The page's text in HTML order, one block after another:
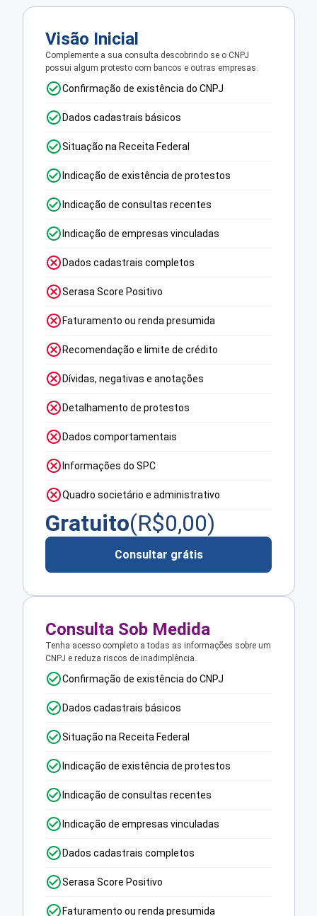
Visão Inicial
Complemente a sua consulta descobrindo se o CNPJ
possui algum protesto com bancos e outras empresas.
Confirmação de existência do CNPJ
Dados cadastrais básicos
Situação na Receita Federal
Indicação de existência de protestos
Indicação de consultas recentes
Indicação de empresas vinculadas
Dados cadastrais completos
Serasa Score Positivo
Faturamento ou renda presumida
Recomendação e limite de crédito
Dívidas, negativas e anotações
Detalhamento de protestos
Dados comportamentais
Informações do SPC
Quadro societário e administrativo
Gratuito(R$0,00)
Consultar grátis
Consulta Sob Medida
Tenha acesso completo a todas as informações sobre um
CNPJ e reduza riscos de inadimplência.
Confirmação de existência do CNPJ
Dados cadastrais básicos
Situação na Receita Federal
Indicação de existência de protestos
Indicação de consultas recentes
Indicação de empresas vinculadas
Dados cadastrais completos
Serasa Score Positivo
Faturamento ou renda presumida